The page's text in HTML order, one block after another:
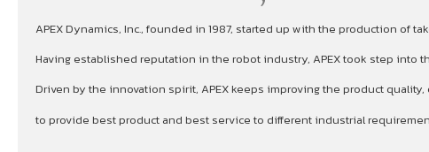
APEX Dynamics, Inc., founded in 1987, started up with the production of
Having established reputation in the robot industry, APEX took step
Driven by the innovation spirit, APEX keeps improving the product
to provide best product and best service to different industrial